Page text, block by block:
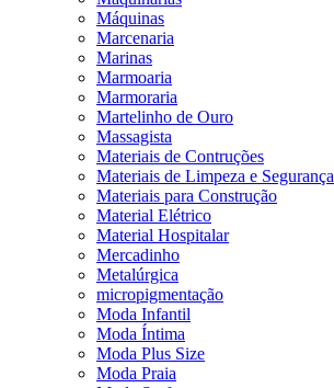
Máquinas
Marcenaria
Marinas
Marmoaria
Marmoraria
Martelinho de Ouro
Massagista
Materiais de Contruções
Materiais de Limpeza e Segurança
Materiais para Construção
Material Elétrico
Material Hospitalar
Mercadinho
Metalúrgica
micropigmentação
Moda Infantil
Moda Íntima
Moda Plus Size
Moda Praia